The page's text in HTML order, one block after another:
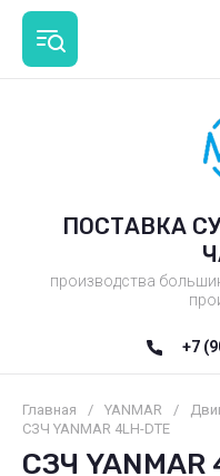
ПОСТАВКА
производства
+7
Главная / YANMAR /
СЗЧ YANMAR 4LH-DTE
СЗЧ YANMAR